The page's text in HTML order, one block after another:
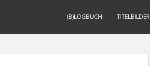
(B)LOGBUCH TITELBILDER